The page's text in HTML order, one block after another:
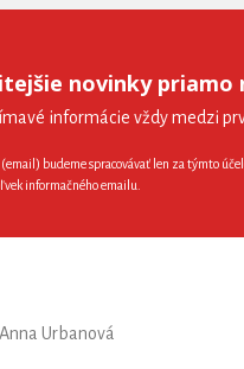
novinky priamo
informácie vždy medzi
(email) budeme spracovávať len za týmto
informačného emailu.
Urbanová